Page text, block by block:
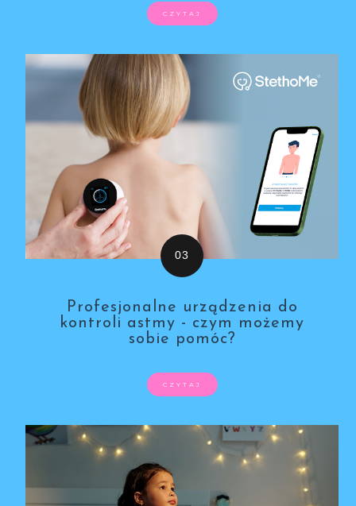
CZYTAJ
Profesjonalne urządzenia do
kontroli astmy - czym możemy
sobie pomóc?
CZYTAJ